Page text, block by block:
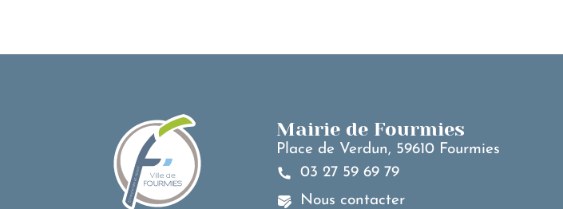
Mairie de Fourmies
Place de Verdun, 59610 Fourmies
03 27 59 69 79
Nous contacter